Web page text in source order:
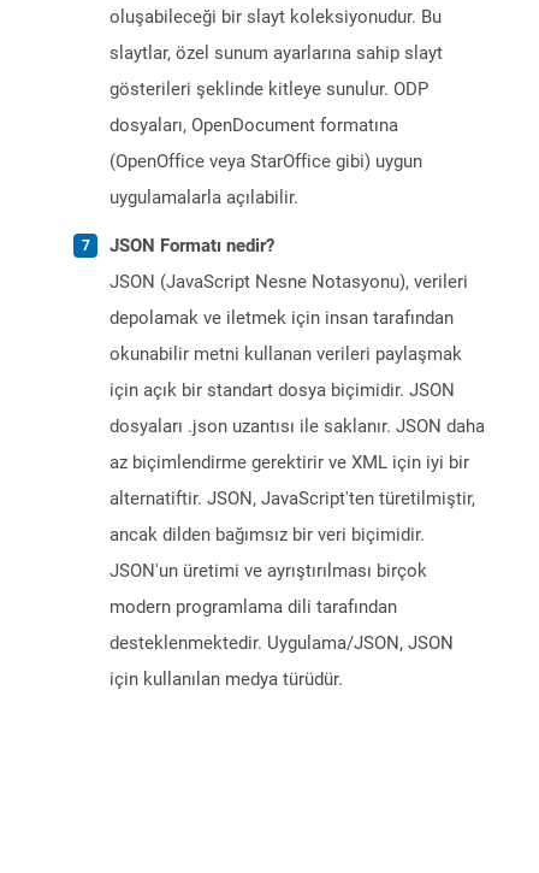
oluşabileceği bir slayt koleksiyonudur. Bu
slaytlar, özel sunum ayarlarına sahip slayt
gösterileri şeklinde kitleye sunulur. ODP
dosyaları, OpenDocument formatına
(OpenOffice veya StarOffice gibi) uygun
uygulamalarla açılabilir.
JSON Formatı nedir?
JSON (JavaScript Nesne Notasyonu), verileri
depolamak ve iletmek için insan tarafından
okunabilir metni kullanan verileri paylaşmak
için açık bir standart dosya biçimidir. JSON
dosyaları .json uzantısı ile saklanır. JSON daha
az biçimlendirme gerektirir ve XML için iyi bir
alternatiftir. JSON, JavaScript'ten türetilmiştir,
ancak dilden bağımsız bir veri biçimidir.
JSON'un üretimi ve ayrıştırılması birçok
modern programlama dili tarafından
desteklenmektedir. Uygulama/JSON, JSON
için kullanılan medya türüdür.